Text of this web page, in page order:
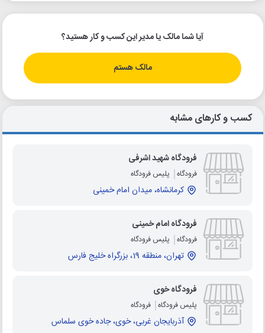
آیا شما مالک یا مدیر این کسب و کار هستید؟
مالک هستم
کسب و کارهای مشابه
فرودگاه شهید اشرفی
فرودگاه پلیس فرودگاه
کرمانشاه، میدان امام خمینی
فرودگاه امام خمینی
فرودگاه پلیس فرودگاه
تهران، منطقه 19، بزرگراه خلیج فارس
فرودگاه خوی
پلیس فرودگاه فرودگاه
آذربایجان غربی، خوی، جاده خوی سلماس